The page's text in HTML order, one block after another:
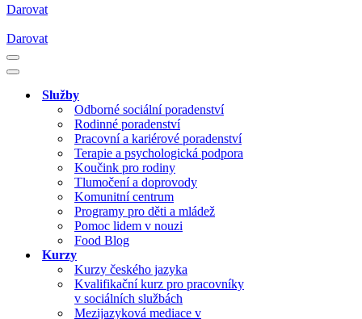
Darovat
Darovat
Navigační
menu
Navigační
Služby
Odborné sociální poradenství
Rodinné poradenství
Pracovní a kariérové poradenství
Terapie a psychologická podpora
Koučink pro rodiny
Tlumočení a doprovody
Komunitní centrum
Programy pro děti a mládež
Pomoc lidem v nouzi
Food Blog
Kurzy
Kurzy českého jazyka
Kvalifikační kurz pro pracovníky
v sociálních službách
Mezijazyková mediace v